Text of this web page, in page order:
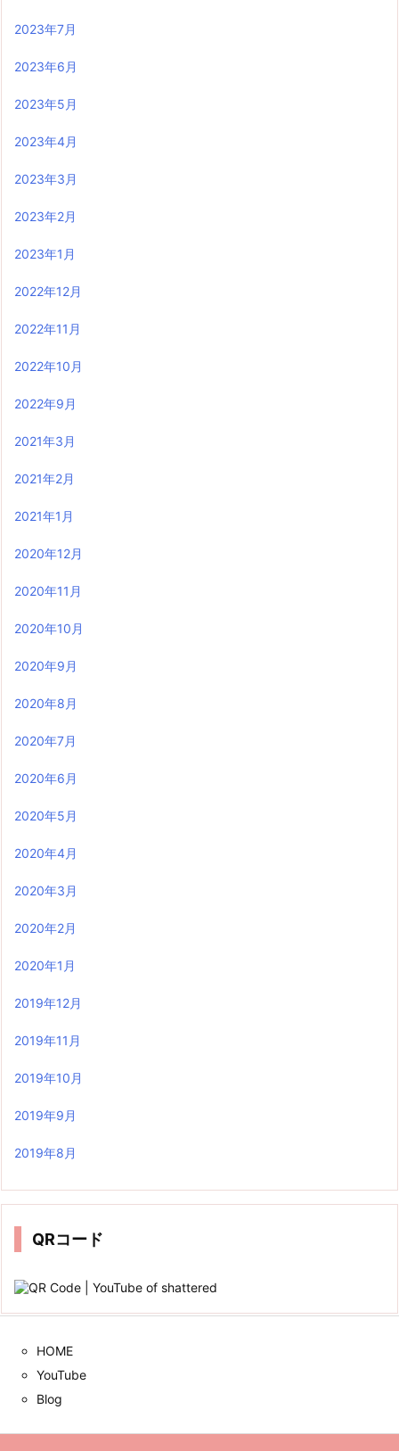
2023年7月
2023年6月
2023年5月
2023年4月
2023年3月
2023年2月
2023年1月
2022年12月
2022年11月
2022年10月
2022年9月
2021年3月
2021年2月
2021年1月
2020年12月
2020年11月
2020年10月
2020年9月
2020年8月
2020年7月
2020年6月
2020年5月
2020年4月
2020年3月
2020年2月
2020年1月
2019年12月
2019年11月
2019年10月
2019年9月
2019年8月
QRコード
HOME
YouTube
Blog